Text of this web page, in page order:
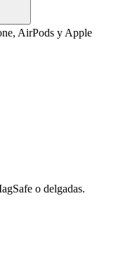
AirPods y Apple
o delgadas.